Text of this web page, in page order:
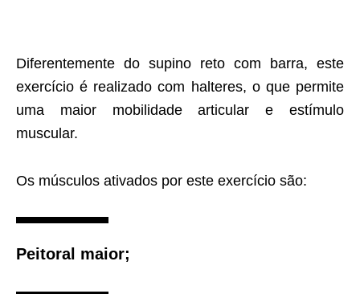
Diferentemente do supino reto com barra, este
exercício é realizado com halteres, o que permite
uma maior mobilidade articular e estímulo
muscular.
Os músculos ativados por este exercício são:
Peitoral maior;